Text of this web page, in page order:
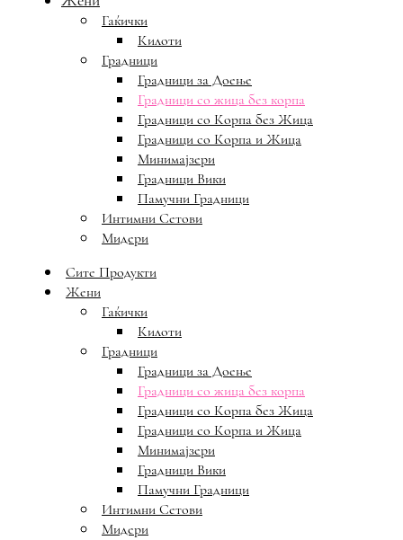
Гаќички
Килоти
Градници
Градници за Доење
Градници со жица без корпа
Градници со Корпа без Жица
Градници со Корпа и Жица
Минимајзери
Градници Вики
Памучни Градници
Интимни Сетови
Мидери
Сите Продукти
Жени
Гаќички
Килоти
Градници
Градници за Доење
Градници со жица без корпа
Градници со Корпа без Жица
Градници со Корпа и Жица
Минимајзери
Градници Вики
Памучни Градници
Интимни Сетови
Мидери